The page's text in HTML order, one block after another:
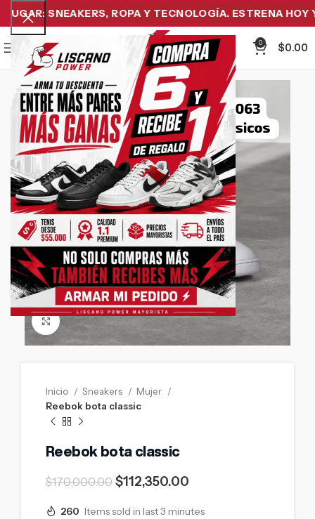
SNEAKERS, ROPA Y TECNOLOGÍA. ESTRENA HOY Y
Menu
0
$0.00
-34%
Click to enlarge
Inicio Sneakers
Mujer
Reebok bota classic
Reebok bota classic
$170,000.00 $112,350.00
260 Items sold in last 3 minutes